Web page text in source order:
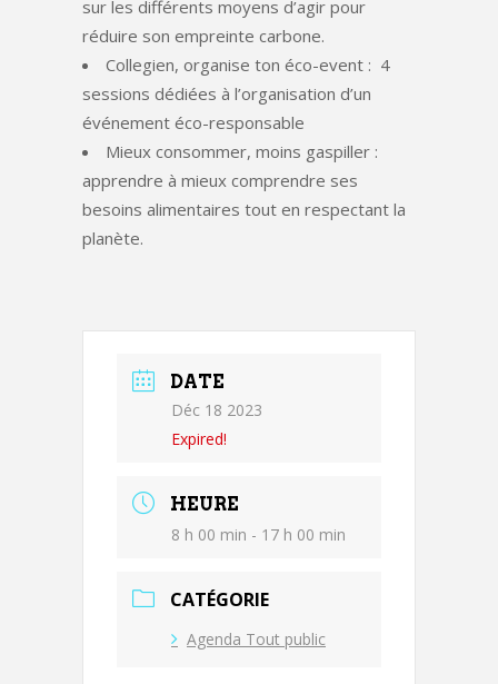
sur les différents moyens d’agir pour
réduire son empreinte carbone.
Collegien, organise ton éco-event : 4
sessions dédiées à l’organisation d’un
événement éco-responsable
Mieux consommer, moins gaspiller :
apprendre à mieux comprendre ses
besoins alimentaires tout en respectant la
planète.
DATE
Déc 18 2023
Expired!
HEURE
8 h 00 min - 17 h 00 min
CATÉGORIE
Agenda Tout public